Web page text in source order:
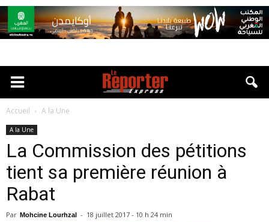
Accueil A la Une
A la Une
La Commission des pétitions
tient sa première réunion à
Rabat
Par Mohcine Lourhzal - 18 juillet 2017 - 10 h 24 min